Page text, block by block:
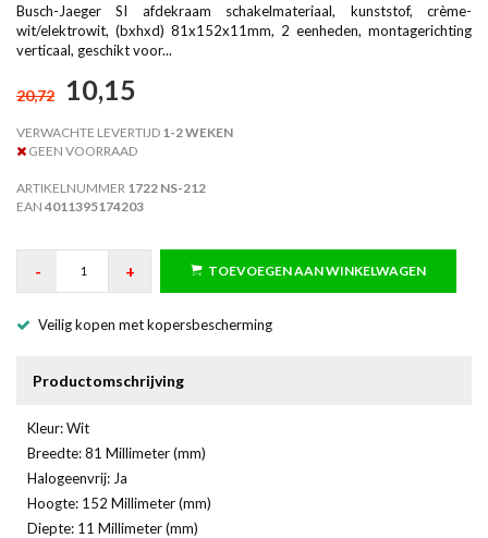
Busch-Jaeger SI afdekraam schakelmateriaal, kunststof, crème-
wit/elektrowit, (bxhxd) 81x152x11mm, 2 eenheden, montagerichting
verticaal, geschikt voor...
20,72 10,15
VERWACHTE LEVERTIJD 1-2 WEKEN
GEEN VOORRAAD
ARTIKELNUMMER 1722 NS-212
EAN 4011395174203
- + TOEVOEGEN AAN WINKELWAGEN
Veilig kopen met kopersbescherming
Productomschrijving
Kleur: Wit
Breedte: 81 Millimeter (mm)
Halogeenvrij: Ja
Hoogte: 152 Millimeter (mm)
Diepte: 11 Millimeter (mm)